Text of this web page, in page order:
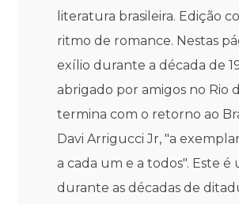
literatura brasileira. Edição
ritmo de romance. Nestas
exílio durante a década de
abrigado por amigos no Rio
termina com o retorno ao
Davi Arrigucci Jr, "a
a cada um e a todos". Este
durante as décadas de